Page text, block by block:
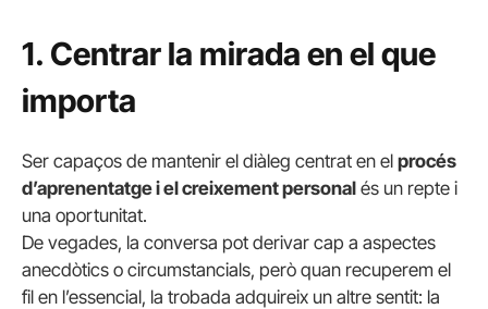
1. Centrar la mirada en el que
importa
Ser capaços de mantenir el diàleg centrat en el procés
d’aprenentatge i el creixement personal és un repte i
una oportunitat.
De vegades, la conversa pot derivar cap a aspectes
anecdòtics o circumstancials, però quan recuperem el
fil en l’essencial, la trobada adquireix un altre sentit: la